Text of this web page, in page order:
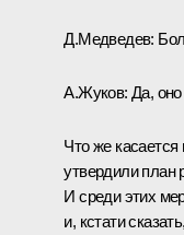
Д.Медведев:
А.Жуков: Да,
Что же
утвердили план
И среди этих
и, кстати